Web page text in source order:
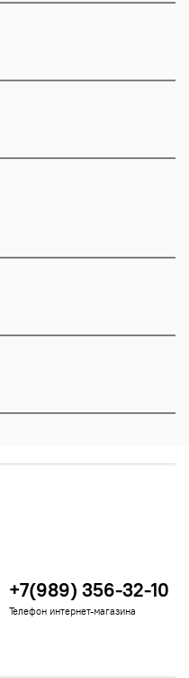
+7(989) 356-32-10
Телефон интернет-магазина